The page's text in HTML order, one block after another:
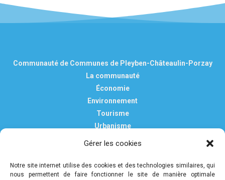
Gérer les cookies
Notre site internet utilise des cookies et des technologies similaires, qui
nous permettent de faire fonctionner le site de manière optimale
Communauté de Communes de Pleyben-Châteaulin-Porzay
La communauté
Économie
Environnement
Tourisme
Urbanisme
Mentions légales
Politique de confidentialité et de protection des données